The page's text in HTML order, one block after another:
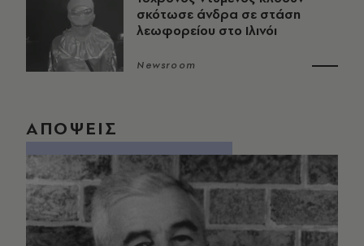
σκότωσε άνδρα σε στάση
λεωφορείου στο Ιλινόι
Newsroom
ΑΠΟΨΕΙΣ